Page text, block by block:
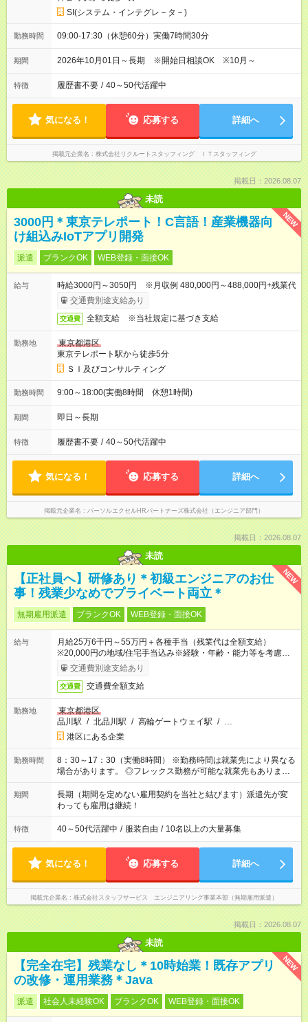
SI(システム・インテグレ－タ－)
勤務時間 09:00-17:30（休憩60分）実働7時間30分
期間 2026年10月01日～長期 ※開始日相談OK ※10月～
特徴 履歴書不要 / 40～50代活躍中
気になる！ 応募する 詳細へ
掲載元企業名 株式会社リクルートスタッフィング ＩＴスタッフィング
掲載日：2026.08.07
未読
NEW
3000円＊東京テレポート！C言語！産業機器向
け組込みIoTアプリ開発
派遣 ブランクOK WEB登録・面接OK
給与
時給3000円～3050円 ※月収例 480,000円～488,000円+残業代
交通費別途支給あり
交通費 全額支給 ※当社規定に基づき支給
勤務地
東京都港区
東京テレポート駅から徒歩5分
ＳＩ及びコンサルティング
勤務時間 9:00～18:00(実働8時間 休憩1時間)
期間 即日～長期
特徴 履歴書不要 / 40～50代活躍中
気になる！ 応募する 詳細へ
掲載元企業名 パーソルエクセルHRパートナーズ株式会社（エンジニア部門）
掲載日：2026.08.07
未読
NEW
【正社員へ】研修あり＊初級エンジニアのお仕
事！残業少なめでプライベート両立＊
無期雇用派遣 ブランクOK WEB登録・面接OK
給与
月給25万6千円～55万円＋各種手当（残業代は全額支給）
※20,000円の地域/住宅手当込み※経験・年齢・能力等を考慮し
て加給・優遇します。★同一就業先で1年以上継続したら月1万
円の継続手当支給
交通費別途支給あり
交通費 交通費全額支給
勤務地
東京都港区
品川駅 / 北品川駅 / 高輪ゲートウェイ駅 / …
港区にある企業
勤務時間
8：30～17：30（実働8時間） ※勤務時間は就業先により異なる
場合があります。 ◎フレックス勤務が可能な就業先もありま
す。 ◎今よりもさらに働きやすい環境をつくるべく、 働き方
改革に全社をあげて取り組んでいます。
期間
長期（期間を定めない雇用契約を当社と結びます）派遣先が変
わっても雇用は継続！
特徴 40～50代活躍中 / 服装自由 / 10名以上の大量募集
気になる！ 応募する 詳細へ
掲載元企業名 株式会社スタッフサービス エンジニアリング事業本部（無期雇用派遣）
掲載日：2026.08.07
未読
NEW
【完全在宅】残業なし＊10時始業！既存アプリ
の改修・運用業務＊Java
派遣 社会人未経験OK ブランクOK WEB登録・面接OK